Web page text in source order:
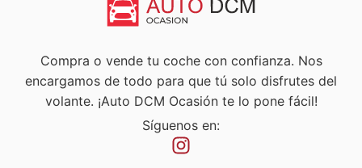
Compra o vende tu coche con confianza. Nos
encargamos de todo para que tú solo disfrutes del
volante. ¡Auto DCM Ocasión te lo pone fácil!
Síguenos en: